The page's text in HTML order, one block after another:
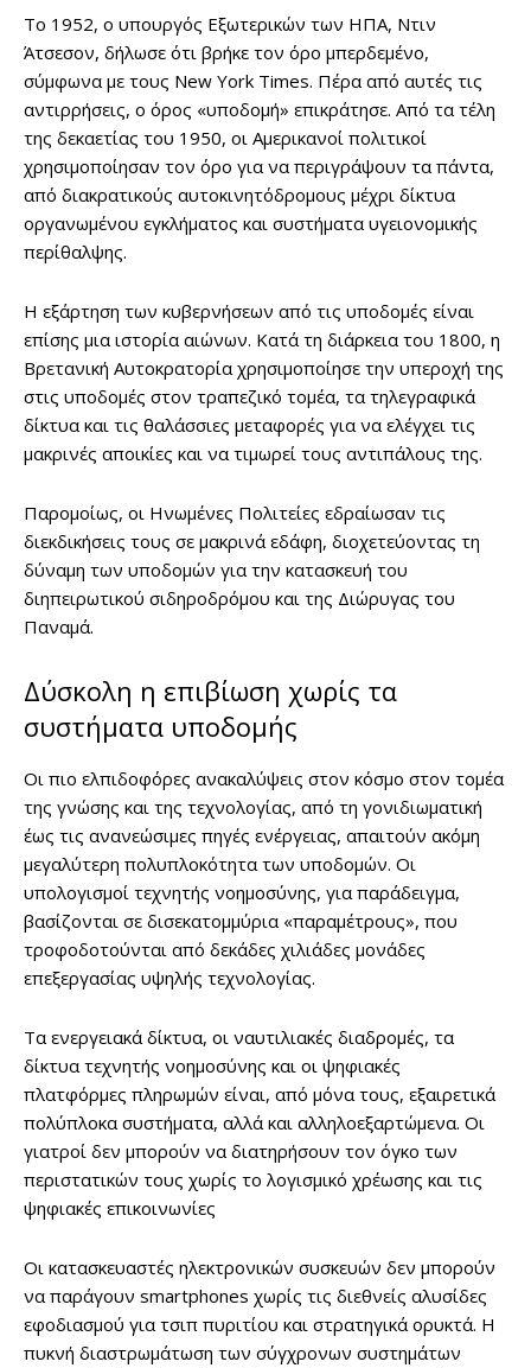
Το 1952, ο υπουργός Εξωτερικών των ΗΠΑ, Ντιν
Άτσεσον, δήλωσε ότι βρήκε τον όρο μπερδεμένο,
σύμφωνα με τους New York Times. Πέρα από αυτές τις
αντιρρήσεις, ο όρος «υποδομή» επικράτησε. Από τα τέλη
της δεκαετίας του 1950, οι Αμερικανοί πολιτικοί
χρησιμοποίησαν τον όρο για να περιγράψουν τα πάντα,
από διακρατικούς αυτοκινητόδρομους μέχρι δίκτυα
οργανωμένου εγκλήματος και συστήματα υγειονομικής
περίθαλψης.
Η εξάρτηση των κυβερνήσεων από τις υποδομές είναι
επίσης μια ιστορία αιώνων. Κατά τη διάρκεια του 1800, η
Βρετανική Αυτοκρατορία χρησιμοποίησε την υπεροχή της
στις υποδομές στον τραπεζικό τομέα, τα τηλεγραφικά
δίκτυα και τις θαλάσσιες μεταφορές για να ελέγχει τις
μακρινές αποικίες και να τιμωρεί τους αντιπάλους της.
Παρομοίως, οι Ηνωμένες Πολιτείες εδραίωσαν τις
διεκδικήσεις τους σε μακρινά εδάφη, διοχετεύοντας τη
δύναμη των υποδομών για την κατασκευή του
διηπειρωτικού σιδηροδρόμου και της Διώρυγας του
Παναμά.
Δύσκολη η επιβίωση χωρίς τα
συστήματα υποδομής
Οι πιο ελπιδοφόρες ανακαλύψεις στον κόσμο στον τομέα
της γνώσης και της τεχνολογίας, από τη γονιδιωματική
έως τις ανανεώσιμες πηγές ενέργειας, απαιτούν ακόμη
μεγαλύτερη πολυπλοκότητα των υποδομών. Οι
υπολογισμοί τεχνητής νοημοσύνης, για παράδειγμα,
βασίζονται σε δισεκατομμύρια «παραμέτρους», που
τροφοδοτούνται από δεκάδες χιλιάδες μονάδες
επεξεργασίας υψηλής τεχνολογίας.
Τα ενεργειακά δίκτυα, οι ναυτιλιακές διαδρομές, τα
δίκτυα τεχνητής νοημοσύνης και οι ψηφιακές
πλατφόρμες πληρωμών είναι, από μόνα τους, εξαιρετικά
πολύπλοκα συστήματα, αλλά και αλληλοεξαρτώμενα. Οι
γιατροί δεν μπορούν να διατηρήσουν τον όγκο των
περιστατικών τους χωρίς το λογισμικό χρέωσης και τις
ψηφιακές επικοινωνίες
Οι κατασκευαστές ηλεκτρονικών συσκευών δεν μπορούν
να παράγουν smartphones χωρίς τις διεθνείς αλυσίδες
εφοδιασμού για τσιπ πυριτίου και στρατηγικά ορυκτά. Η
πυκνή διαστρωμάτωση των σύγχρονων συστημάτων